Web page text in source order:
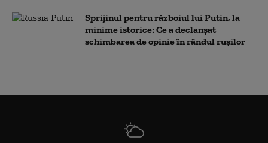
Sprijinul pentru războiul lui Putin, la
minime istorice: Ce a declanșat
schimbarea de opinie în rândul rușilor